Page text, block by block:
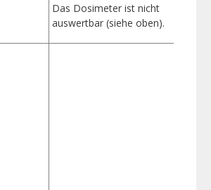
Das Dosimeter ist nicht
auswertbar (siehe oben).